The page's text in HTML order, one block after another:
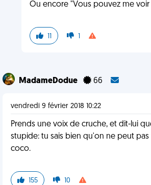
Ou encore "Vous pouvez me voir
11 1
MadameDodue 66
vendredi 9 février 2018 10:22
Prends une voix de cruche, et dit-lui
stupide: tu sais bien qu'on ne peut
coco.
155 10